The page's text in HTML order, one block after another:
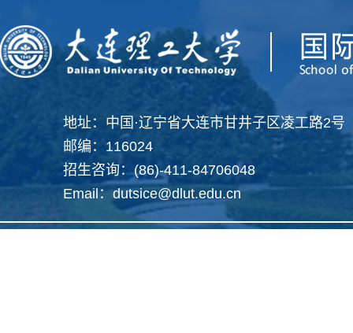
地址：中国·辽宁省大连市甘井子区凌工路2号
邮编：116024
招生咨询：(86)-411-84706048
Email：dutsice@dlut.edu.cn